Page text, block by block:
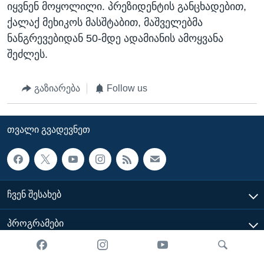
იყვნენ მოყოლილი. პრეზიდენტის განცხადებით,
ქალაქ მეხიკოს მასშტაბით, მაშველებმა
ნანგრევებიდან 50-მდე ადამიანის ამოყვანა
შეძლეს.
გაზიარება Follow us
ᲗᲕᲐᲚᲘ ᲒᲕᲐᲓᲔᲕᲜᲔᲗ
ᲩᲕᲔᲜ ᲨᲔᲡᲐᲮᲔᲑ
ᲞᲠᲝᲒᲠᲐᲛᲔᲑᲘ